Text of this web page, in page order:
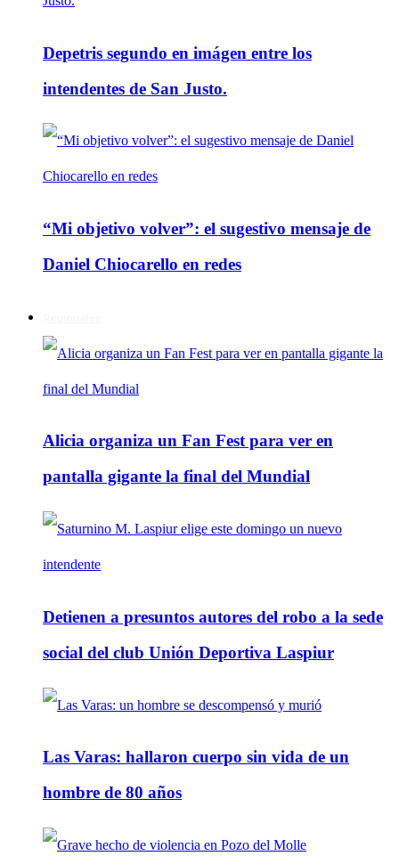
Depetris segundo en imágen entre los
intendentes de San Justo.
“Mi objetivo volver”: el sugestivo mensaje de
Daniel Chiocarello en redes
Alicia organiza un Fan Fest para ver en
pantalla gigante la final del Mundial
Detienen a presuntos autores del robo a la sede
social del club Unión Deportiva Laspiur
Las Varas: hallaron cuerpo sin vida de un
hombre de 80 años